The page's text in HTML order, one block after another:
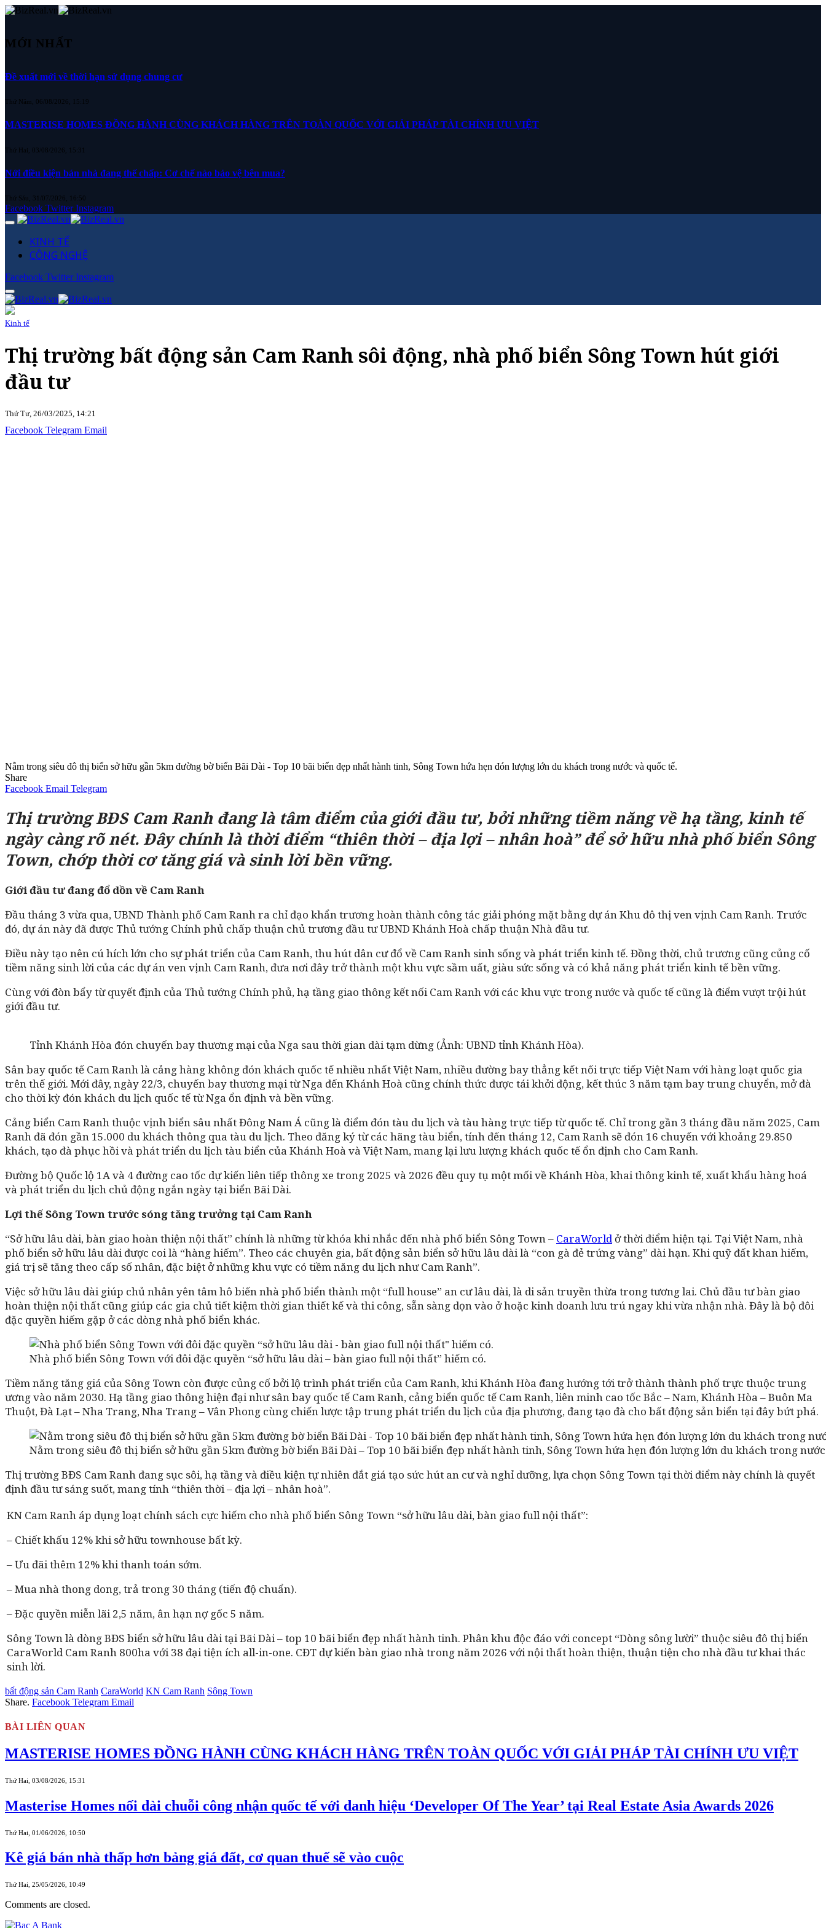
MỚI NHẤT
Đề xuất mới về thời hạn sử dụng chung cư
Thứ Năm, 06/08/2026, 15:19
MASTERISE HOMES ĐỒNG HÀNH CÙNG KHÁCH HÀNG TRÊN TOÀN QUỐC VỚI GIẢI PHÁP TÀI CHÍNH ƯU VIỆT
Thứ Hai, 03/08/2026, 15:31
Nới điều kiện bán nhà đang thế chấp: Cơ chế nào bảo vệ bên mua?
Thứ Sáu, 31/07/2026, 16:50
Facebook Twitter Instagram
KINH TẾ
CÔNG NGHỆ
Facebook Twitter Instagram
Kinh tế
Thị trường bất động sản Cam Ranh sôi động, nhà phố biển Sông Town hút giới
đầu tư
Thứ Tư, 26/03/2025, 14:21
Facebook Telegram Email
Nằm trong siêu đô thị biển sở hữu gần 5km đường bờ biển Bãi Dài - Top 10 bãi biển đẹp nhất hành tinh, Sông Town hứa hẹn đón lượng lớn du khách trong nước và quốc tế.
Share
Facebook Email Telegram
Thị trường BĐS Cam Ranh đang là tâm điểm của giới đầu tư, bởi những tiềm năng về hạ tầng, kinh tế
ngày càng rõ nét. Đây chính là thời điểm “thiên thời – địa lợi – nhân hoà” để sở hữu nhà phố biển Sông
Town, chớp thời cơ tăng giá và sinh lời bền vững.
Giới đầu tư đang đổ dồn về Cam Ranh
Đầu tháng 3 vừa qua, UBND Thành phố Cam Ranh ra chỉ đạo khẩn trương hoàn thành công tác giải phóng mặt bằng dự án Khu đô thị ven vịnh Cam Ranh. Trước
đó, dự án này đã được Thủ tướng Chính phủ chấp thuận chủ trương đầu tư UBND Khánh Hoà chấp thuận Nhà đầu tư.
Điều này tạo nên cú hích lớn cho sự phát triển của Cam Ranh, thu hút dân cư đổ về Cam Ranh sinh sống và phát triển kinh tế. Đồng thời, chủ trương cũng củng cố
tiềm năng sinh lời của các dự án ven vịnh Cam Ranh, đưa nơi đây trở thành một khu vực sầm uất, giàu sức sống và có khả năng phát triển kinh tế bền vững.
Cùng với đòn bẩy từ quyết định của Thủ tướng Chính phủ, hạ tầng giao thông kết nối Cam Ranh với các khu vực trong nước và quốc tế cũng là điểm vượt trội hút
giới đầu tư.
Tỉnh Khánh Hòa đón chuyến bay thương mại của Nga sau thời gian dài tạm dừng (Ảnh: UBND tỉnh Khánh Hòa).
Sân bay quốc tế Cam Ranh là cảng hàng không đón khách quốc tế nhiều nhất Việt Nam, nhiều đường bay thẳng kết nối trực tiếp Việt Nam với hàng loạt quốc gia
trên thế giới. Mới đây, ngày 22/3, chuyến bay thương mại từ Nga đến Khánh Hoà cũng chính thức được tái khởi động, kết thúc 3 năm tạm bay trung chuyển, mở đà
cho thời kỳ đón khách du lịch quốc tế từ Nga ổn định và bền vững.
Cảng biển Cam Ranh thuộc vịnh biển sâu nhất Đông Nam Á cũng là điểm đón tàu du lịch và tàu hàng trực tiếp từ quốc tế. Chỉ trong gần 3 tháng đầu năm 2025, Cam
Ranh đã đón gần 15.000 du khách thông qua tàu du lịch. Theo đăng ký từ các hãng tàu biển, tính đến tháng 12, Cam Ranh sẽ đón 16 chuyến với khoảng 29.850
khách, tạo đà phục hồi và phát triển du lịch tàu biển của Khánh Hoà và Việt Nam, mang lại lưu lượng khách quốc tế ổn định cho Cam Ranh.
Đường bộ Quốc lộ 1A và 4 đường cao tốc dự kiến liên tiếp thông xe trong 2025 và 2026 đều quy tụ một mối về Khánh Hòa, khai thông kinh tế, xuất khẩu hàng hoá
và phát triển du lịch chủ động ngắn ngày tại biển Bãi Dài.
Lợi thế Sông Town trước sóng tăng trưởng tại Cam Ranh
“Sở hữu lâu dài, bàn giao hoàn thiện nội thất” chính là những từ khóa khi nhắc đến nhà phố biển Sông Town – CaraWorldở thời điểm hiện tại. Tại Việt Nam, nhà
phố biển sở hữu lâu dài được coi là “hàng hiếm”. Theo các chuyên gia, bất động sản biển sở hữu lâu dài là “con gà đẻ trứng vàng” dài hạn. Khi quỹ đất khan hiếm,
giá trị sẽ tăng theo cấp số nhân, đặc biệt ở những khu vực có tiềm năng du lịch như Cam Ranh”.
Việc sở hữu lâu dài giúp chủ nhân yên tâm hô biến nhà phố biển thành một “full house” an cư lâu dài, là di sản truyền thừa trong tương lai. Chủ đầu tư bàn giao
hoàn thiện nội thất cũng giúp các gia chủ tiết kiệm thời gian thiết kế và thi công, sẵn sàng dọn vào ở hoặc kinh doanh lưu trú ngay khi vừa nhận nhà. Đây là bộ đôi
đặc quyền hiếm gặp ở các dòng nhà phố biển khác.
Nhà phố biển Sông Town với đôi đặc quyền “sở hữu lâu dài – bàn giao full nội thất” hiếm có.
Tiềm năng tăng giá của Sông Town còn được củng cố bởi lộ trình phát triển của Cam Ranh, khi Khánh Hòa đang hướng tới trở thành thành phố trực thuộc trung
ương vào năm 2030. Hạ tầng giao thông hiện đại như sân bay quốc tế Cam Ranh, cảng biển quốc tế Cam Ranh, liên minh cao tốc Bắc – Nam,Khánh Hòa – Buôn Ma
Thuột, Đà Lạt – Nha Trang, Nha Trang – Vân Phong cùng chiến lược tập trung phát triển du lịch của địa phương, đang tạo đà cho bất động sản biển tại đây bứt phá.
Nằm trong siêu đô thị biển sở hữu gần 5km đường bờ biển Bãi Dài – Top 10 bãi biển đẹp nhất hành tinh, Sông Town hứa hẹn đón lượng lớn du khách trong
Thị trường BĐS Cam Ranh đang sục sôi, hạ tầng và điều kiện tự nhiên đắt giá tạo sức hút an cư và nghỉ dưỡng, lựa chọn Sông Town tại thời điểm này chính là quyết
định đầu tư sáng suốt, mang tính “thiên thời – địa lợi – nhân hoà”.
KN Cam Ranh áp dụng loạt chính sách cực hiếm cho nhà phố biển Sông Town “sở hữu lâu dài, bàn giao full nội thất”:
– Chiết khấu 12% khi sở hữu townhouse bất kỳ.
– Ưu đãi thêm 12% khi thanh toán sớm.
– Mua nhà thong dong, trả trong 30 tháng (tiến độ chuẩn).
– Đặc quyền miễn lãi 2,5 năm, ân hạn nợ gốc 5 năm.
Sông Town là dòng BĐS biển sở hữu lâu dài tại Bãi Dài – top 10 bãi biển đẹp nhất hành tinh. Phân khu độc đáo với concept “Dòng sông lười” thuộc siêu đô thị biển
CaraWorld Cam Ranh 800ha với 38 đại tiện ích all-in-one. CĐT dự kiến bàn giao nhà trong năm 2026 với nội thất hoàn thiện, thuận tiện cho nhà đầu tư khai thác
sinh lời.
bất động sản Cam Ranh CaraWorld KN Cam Ranh Sông Town
Share. Facebook Telegram Email
BÀI LIÊN QUAN
MASTERISE HOMES ĐỒNG HÀNH CÙNG KHÁCH HÀNG TRÊN TOÀN QUỐC VỚI GIẢI PHÁP TÀI CHÍNH ƯU VIỆT
Thứ Hai, 03/08/2026, 15:31
Masterise Homes nối dài chuỗi công nhận quốc tế với danh hiệu ‘Developer Of The Year’ tại Real Estate Asia Awards 2026
Thứ Hai, 01/06/2026, 10:50
Kê giá bán nhà thấp hơn bảng giá đất, cơ quan thuế sẽ vào cuộc
Thứ Hai, 25/05/2026, 10:49
Comments are closed.